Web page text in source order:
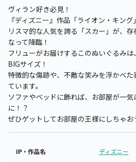
ヴィラン好き必見！
『ディズニー』作品「ライオン・キン
リスマ的な人気を誇る「スカー」が、
なって降臨！
フリューがお届けするこのぬいぐるみ
BIGサイズ！
特徴的な傷跡や、不敵な笑みを浮かべ
ています。
ソファやベッドに飾れば、お部屋が一
に！？
ぜひゲットしてお部屋の王様にしちゃお
IP・作品名 ディズニー